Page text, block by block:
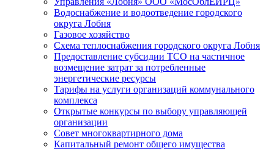
Водоснабжение и водоотведение городского
округа Лобня
Газовое хозяйство
Схема теплоснабжения городского округа Лобня
Предоставление субсидии ТСО на частичное
возмещение затрат за потребленные
энергетические ресурсы
Тарифы на услуги организаций коммунального
комплекса
Открытые конкурсы по выбору управляющей
организации
Совет многоквартирного дома
Капитальный ремонт общего имущества